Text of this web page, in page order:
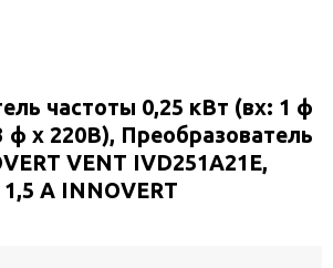
частоты 0,25 кВт (вх: 1 ф
ф х 220В), Преобразователь
VENT IVD251A21E,
А INNOVERT